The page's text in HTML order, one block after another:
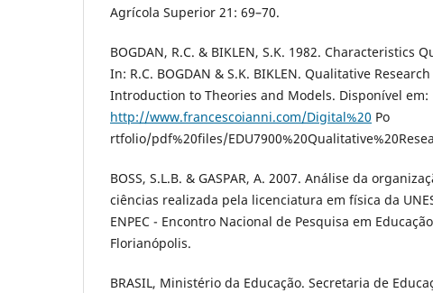
Agrícola Superior 21: 69–70.
BOGDAN, R.C. & BIKLEN, S.K. 1982. Characteristics
In: R.C. BOGDAN & S.K. BIKLEN. Qualitative
Introduction to Theories and Models. Disponível em:
http://www.francescoianni.com/Digital%20 Po
rtfolio/pdf%20files/
BOSS, S.L.B. & GASPAR, A. 2007. Análise da
ciências realizada pela licenciatura em física da
ENPEC - Encontro Nacional de Pesquisa em
Florianópolis.
BRASIL, Ministério da Educação. Secretaria de